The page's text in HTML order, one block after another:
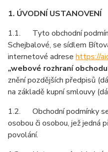
1. ÚVODNÍ USTANOVENÍ
1.1. Tyto obchodní
Schejbalové, se sídlem
internetové adrese https://
„webové rozhraní
znění pozdějších předpisů
na základě kupní smlouvy
1.2. Obchodní podmínky se
osobou či osobou, jež jedná
povolání.